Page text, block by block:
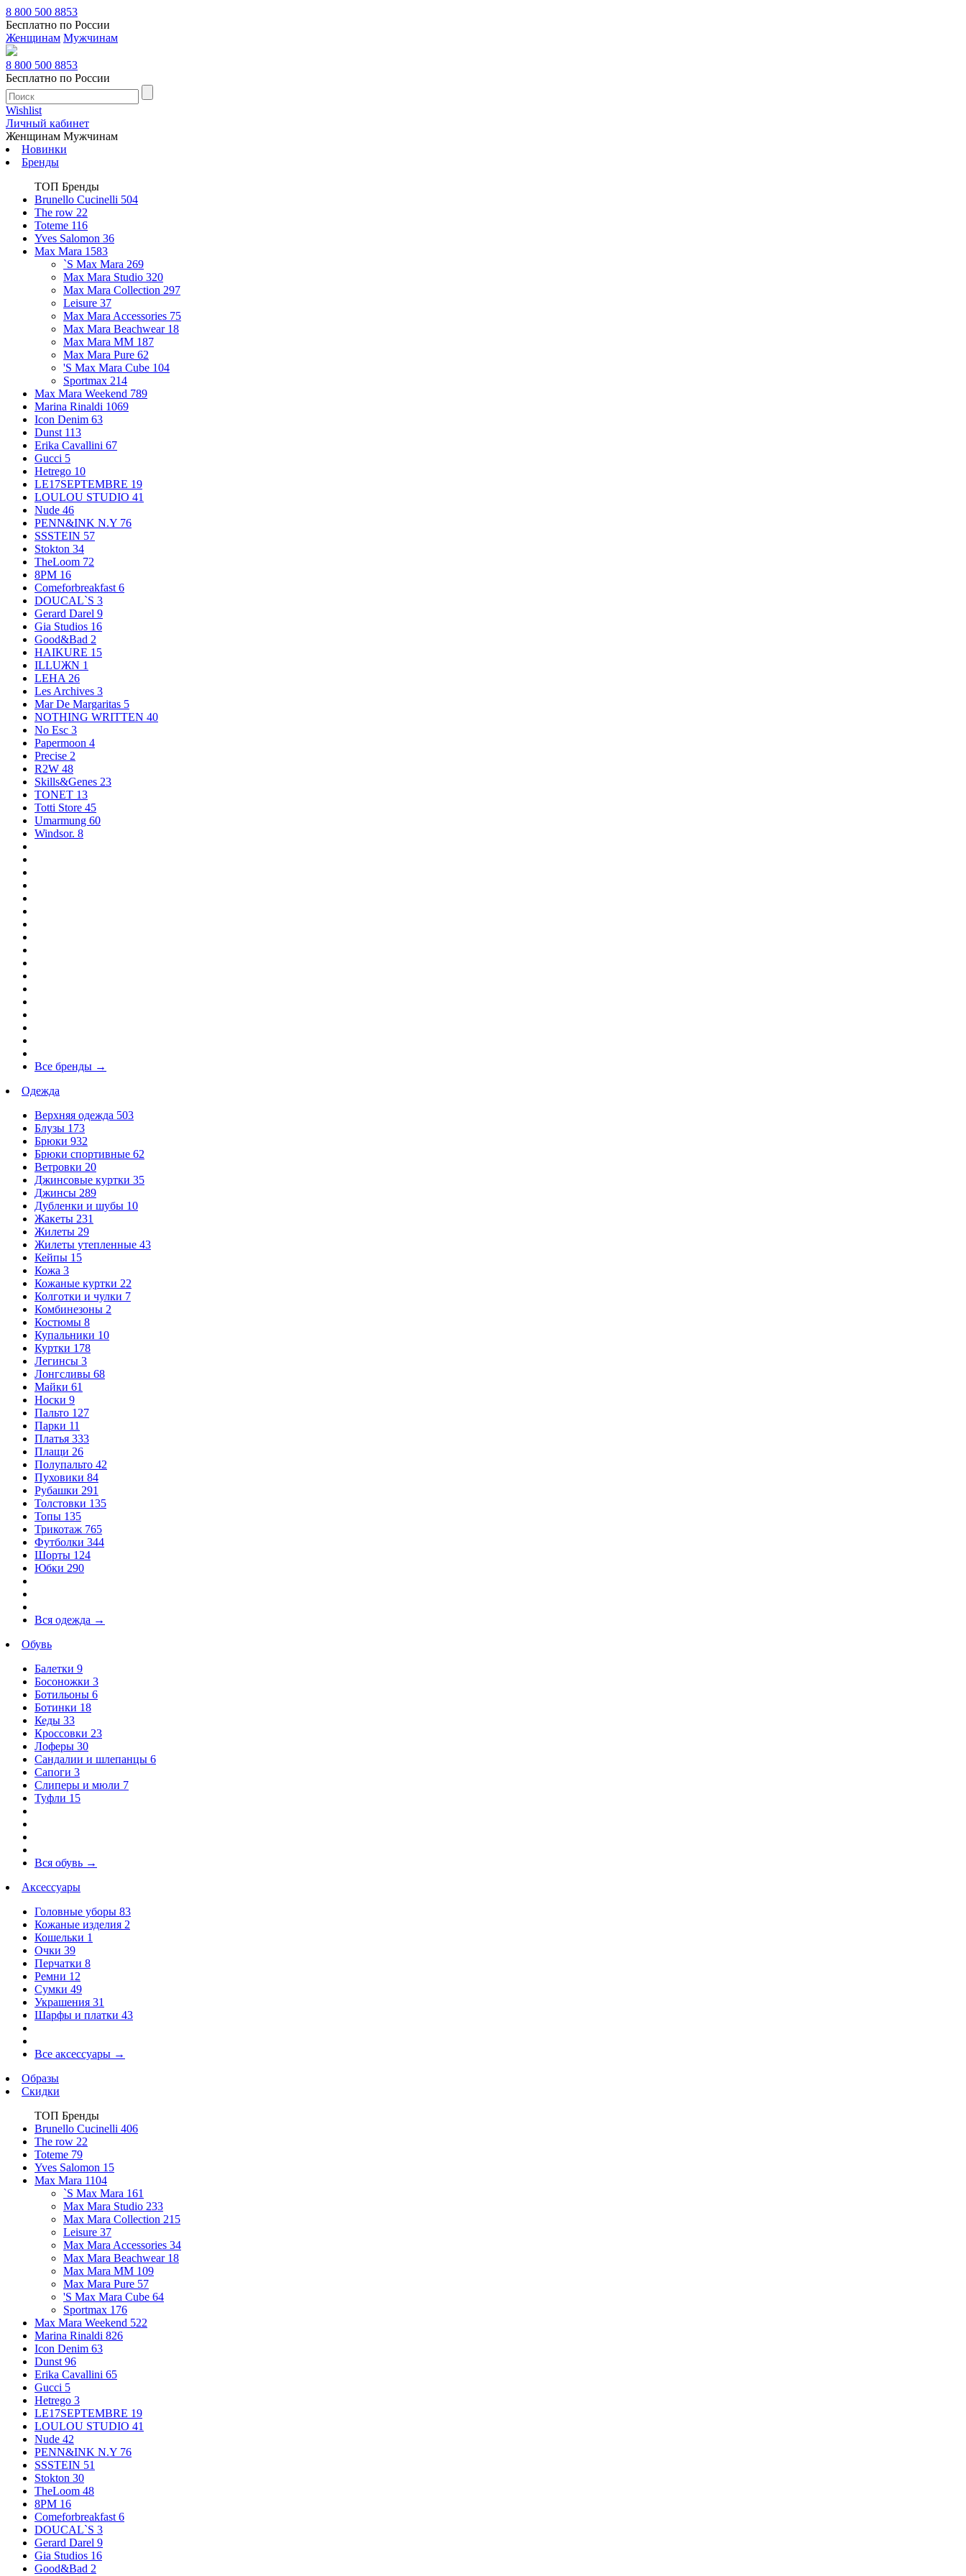
8 800 500 8853
Бесплатно по России
Женщинам Мужчинам
8 800 500 8853
Бесплатно по России
Wishlist
Личный кабинет
Женщинам Мужчинам
Новинки
Бренды
ТОП Бренды
Brunello Cucinelli 504
The row 22
Toteme 116
Yves Salomon 36
Max Mara 1583
`S Max Mara 269
Max Mara Studio 320
Max Mara Collection 297
Leisure 37
Max Mara Accessories 75
Max Mara Beachwear 18
Max Mara MM 187
Max Mara Pure 62
'S Max Mara Cube 104
Sportmax 214
Max Mara Weekend 789
Marina Rinaldi 1069
Icon Denim 63
Dunst 113
Erika Cavallini 67
Gucci 5
Hetrego 10
LE17SEPTEMBRE 19
LOULOU STUDIO 41
Nude 46
PENN&INK N.Y 76
SSSTEIN 57
Stokton 34
TheLoom 72
8PM 16
Comeforbreakfast 6
DOUCAL`S 3
Gerard Darel 9
Gia Studios 16
Good&Bad 2
HAIKURE 15
ILLUЖN 1
LEHA 26
Les Archives 3
Mar De Margaritas 5
NOTHING WRITTEN 40
No Esc 3
Papermoon 4
Precise 2
R2W 48
Skills&Genes 23
TONET 13
Totti Store 45
Umarmung 60
Windsor. 8
Все бренды →
Одежда
Верхняя одежда 503
Блузы 173
Брюки 932
Брюки спортивные 62
Ветровки 20
Джинсовые куртки 35
Джинсы 289
Дубленки и шубы 10
Жакеты 231
Жилеты 29
Жилеты утепленные 43
Кейпы 15
Кожа 3
Кожаные куртки 22
Колготки и чулки 7
Комбинезоны 2
Костюмы 8
Купальники 10
Куртки 178
Легинсы 3
Лонгсливы 68
Майки 61
Носки 9
Пальто 127
Парки 11
Платья 333
Плащи 26
Полупальто 42
Пуховики 84
Рубашки 291
Толстовки 135
Топы 135
Трикотаж 765
Футболки 344
Шорты 124
Юбки 290
Вся одежда →
Обувь
Балетки 9
Босоножки 3
Ботильоны 6
Ботинки 18
Кеды 33
Кроссовки 23
Лоферы 30
Сандалии и шлепанцы 6
Сапоги 3
Слиперы и мюли 7
Туфли 15
Вся обувь →
Аксессуары
Головные уборы 83
Кожаные изделия 2
Кошельки 1
Очки 39
Перчатки 8
Ремни 12
Сумки 49
Украшения 31
Шарфы и платки 43
Все аксессуары →
Образы
Скидки
ТОП Бренды
Brunello Cucinelli 406
The row 22
Toteme 79
Yves Salomon 15
Max Mara 1104
`S Max Mara 161
Max Mara Studio 233
Max Mara Collection 215
Leisure 37
Max Mara Accessories 34
Max Mara Beachwear 18
Max Mara MM 109
Max Mara Pure 57
'S Max Mara Cube 64
Sportmax 176
Max Mara Weekend 522
Marina Rinaldi 826
Icon Denim 63
Dunst 96
Erika Cavallini 65
Gucci 5
Hetrego 3
LE17SEPTEMBRE 19
LOULOU STUDIO 41
Nude 42
PENN&INK N.Y 76
SSSTEIN 51
Stokton 30
TheLoom 48
8PM 16
Comeforbreakfast 6
DOUCAL`S 3
Gerard Darel 9
Gia Studios 16
Good&Bad 2